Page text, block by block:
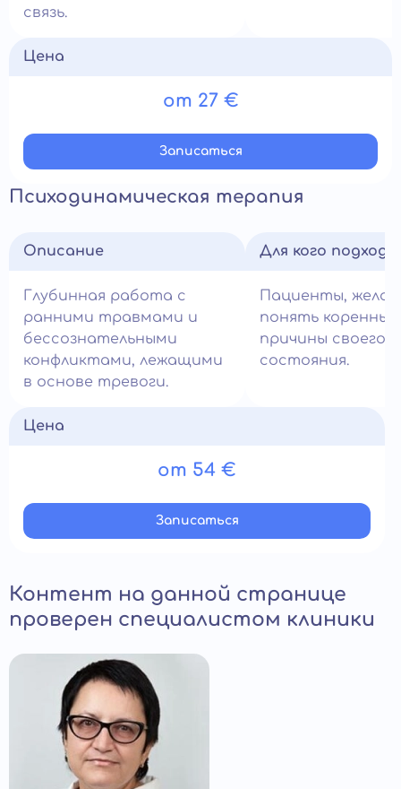
связь.
Цена
от 27 €
Записатьcя
Психодинамическая терапия
Описание
Глубинная работа с
ранними травмами и
бессознательными
конфликтами, лежащими
в основе тревоги.
Для кого
Пациенты,
понять коренные
причины своего
состояния.
Цена
от 54 €
Записатьcя
Контент на данной странице
проверен специалистом клиники